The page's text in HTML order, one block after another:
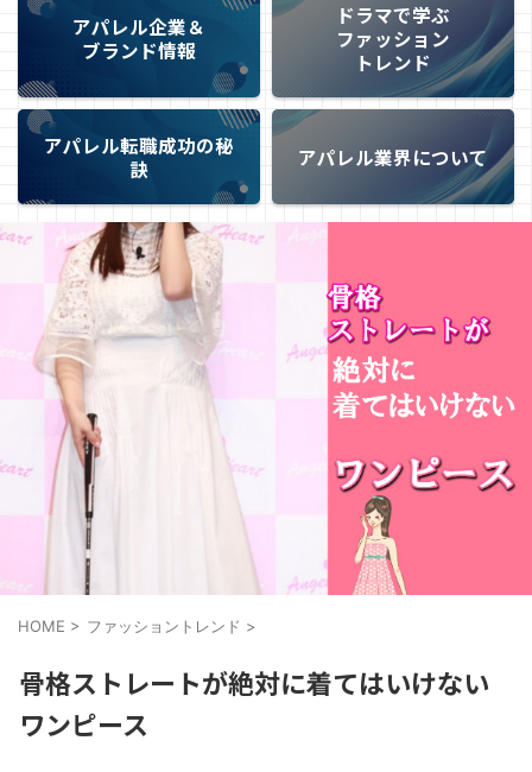
アパレル企業＆
ブランド情報
ドラマで学ぶ
ファッション
トレンド
アパレル転職成功の秘
訣
アパレル業界について
HOME > ファッショントレンド >
骨格ストレートが絶対に着てはいけない
ワンピース